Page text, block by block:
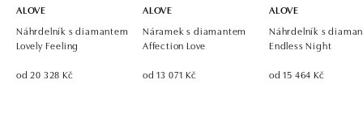
ALOVE
Náhrdelník s diamantem
Lovely Feeling
od 20 328 Kč
ALOVE
Náramek s diamantem
Affection Love
od 13 071 Kč
ALOVE
Náhrdelník s
Endless Night
od 15 464 Kč